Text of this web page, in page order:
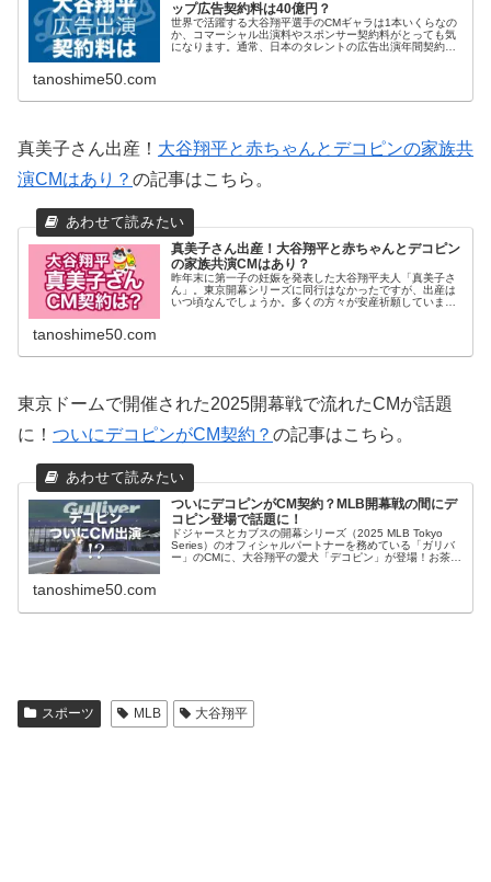
ップ広告契約料は40億円？
世界で活躍する大谷翔平選手のCMギャラは1本いくらなの
か、コマーシャル出演料やスポンサー契約料がとっても気
になります。通常、日本のタレントの広告出演年間契約料
tanoshime50.com
真美子さん出産！ 大谷翔平と赤ちゃんとデコピンの家族共
演CMはあり？ の記事はこちら。
真美子さん出産！大谷翔平と赤ちゃんとデコピン
の家族共演CMはあり？
昨年末に第一子の妊娠を発表した大谷翔平夫人「真美子さ
ん」。東京開幕シリーズに同行はなかったですが、出産は
いつ頃なんでしょうか。多くの方々が安産祈願していま
tanoshime50.com
東京ドームで開催された2025開幕戦で流れたCMが話題
に！ ついにデコピンがCM契約？ の記事はこちら。
ついにデコピンがCM契約？MLB開幕戦の間にデ
コピン登場で話題に！
ドジャースとカブスの開幕シリーズ（2025 MLB Tokyo
Series）のオフィシャルパートナーを務めている「ガリバ
ー」のCMに、大谷翔平の愛犬「デコピン」が登場！お茶の
tanoshime50.com
スポーツ MLB 大谷翔平